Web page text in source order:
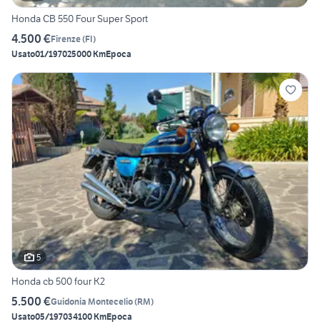
Honda CB 550 Four Super Sport
4.500 €Firenze(FI)
Usato01/197025000 KmEpoca
5
Honda cb 500 four K2
5.500 €Guidonia Montecelio(RM)
Usato05/197034100 KmEpoca